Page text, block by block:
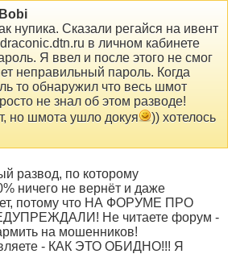
Bobi
нупика. Сказали регайся на ивент
в личном кабинете
Я ввел и после этого не смог
неправильный пароль. Когда
то обнаружил что весь шмот
не знал об этом разводе!
но шмота ушло докуя
)) хотелось
развод, по которому
ничего не вернёт и даже
потому что НА ФОРУМЕ ПРО
Не читаете форум -
на мошенников!
- КАК ЭТО ОБИДНО!!! Я